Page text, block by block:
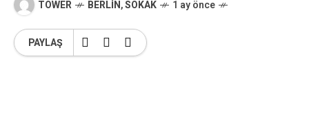
TOWER BERLIN,SOKAK 1 ay önce
PAYLAŞ